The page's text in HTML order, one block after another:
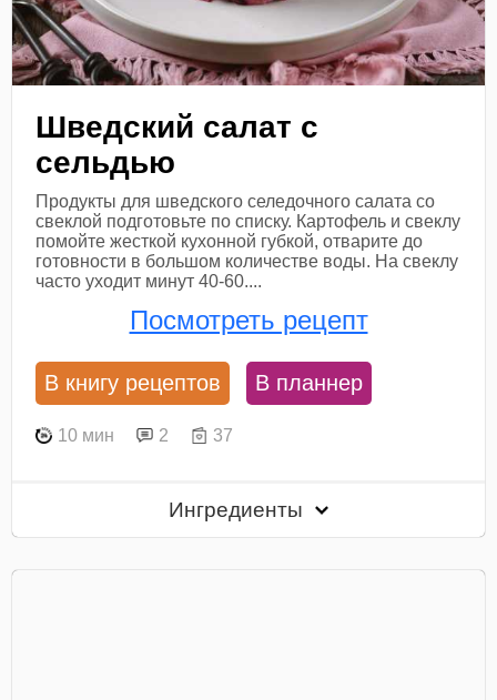
Шведский салат с
сельдью
Продукты для шведского селедочного салата со
свеклой подготовьте по списку. Картофель и свеклу
помойте жесткой кухонной губкой, отварите до
готовности в большом количестве воды. На свеклу
часто уходит минут 40-60....
Посмотреть рецепт
В книгу рецептов В планнер
10 мин 2 37
Ингредиенты